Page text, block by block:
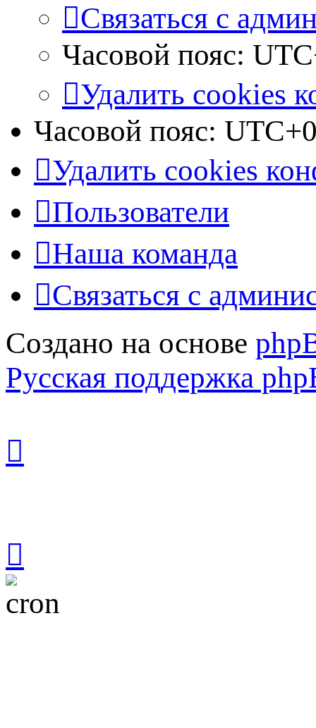
Связаться с
Часовой пояс:
Удалить cookies
Часовой пояс:
Удалить cookies
Пользователи
Наша команда
Связаться с
Создано на основе
Русская поддержка